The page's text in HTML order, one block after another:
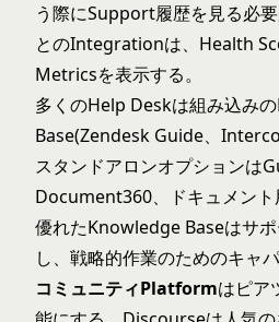
う際にSupport履歴を見る必
とのIntegrationは、Health
Metricsを表示する。
多くのHelp Deskは組み込み
Base(Zendesk Guide、
スタンドアロンオプションは
Document360、ドキュメント
優れたKnowledge Baseはサ
し、戦略的作業のためのキャ
コミュニティPlatformはピア